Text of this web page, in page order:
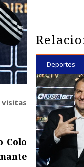
visitas
Colo
Deportes